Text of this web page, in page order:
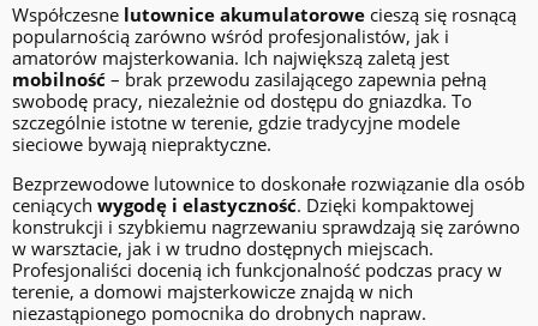
Współczesne lutownice akumulatorowe cieszą się rosnącą
popularnością zarówno wśród profesjonalistów, jak i
amatorów majsterkowania. Ich największą zaletą jest
mobilność – brak przewodu zasilającego zapewnia pełną
swobodę pracy, niezależnie od dostępu do gniazdka. To
szczególnie istotne w terenie, gdzie tradycyjne modele
sieciowe bywają niepraktyczne.
Bezprzewodowe lutownice to doskonałe rozwiązanie dla osób
ceniących wygodę i elastyczność. Dzięki kompaktowej
konstrukcji i szybkiemu nagrzewaniu sprawdzają się zarówno
w warsztacie, jak i w trudno dostępnych miejscach.
Profesjonaliści docenią ich funkcjonalność podczas pracy w
terenie, a domowi majsterkowicze znajdą w nich
niezastąpionego pomocnika do drobnych napraw.